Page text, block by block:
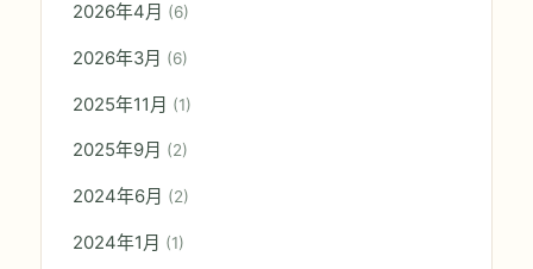
2026年4月 (6)
2026年3月 (6)
2025年11月 (1)
2025年9月 (2)
2024年6月 (2)
2024年1月 (1)